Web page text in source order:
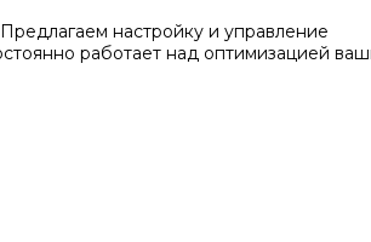
настройку и управление
работает над оптимизацией